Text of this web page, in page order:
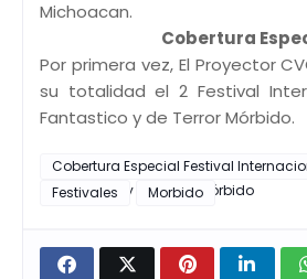
Michoacan.
Cobertura
Por primera vez, El Proyector
su totalidad el 2 Festival
Fantastico y de Terror Mórbido.
Cobertura Especial Festival
fantastico y de Terror Mórbido
Festivales Morbido